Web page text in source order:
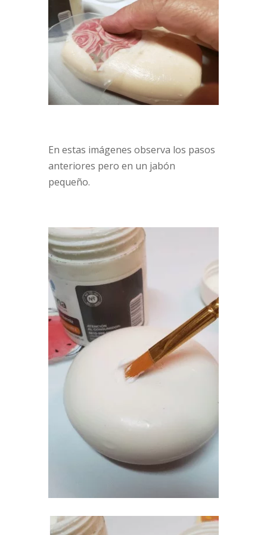
En estas imágenes observa los pasos
anteriores pero en un jabón
pequeño.